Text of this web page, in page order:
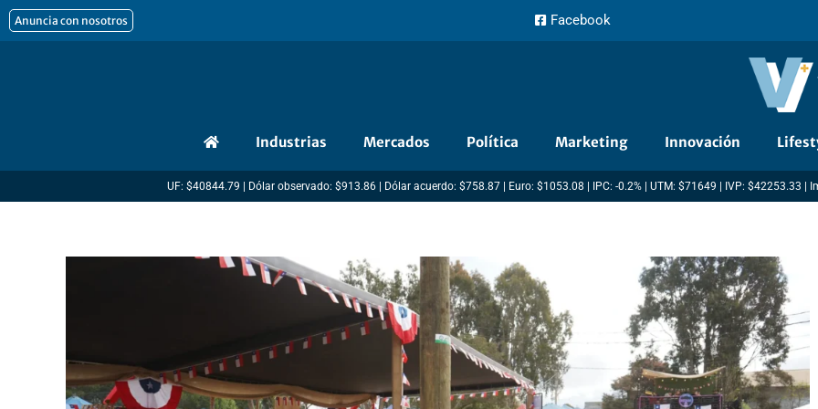
al
Anuncia con nosotros Facebook
Industrias Mercados Política Marketing Innovación
UF: $40844.79 | Dólar observado: $913.86 | Dólar acuerdo: $758.87 | Euro: $1053.08 | IPC: -0.2% | UTM: $71649 | IVP: $42253.33 |